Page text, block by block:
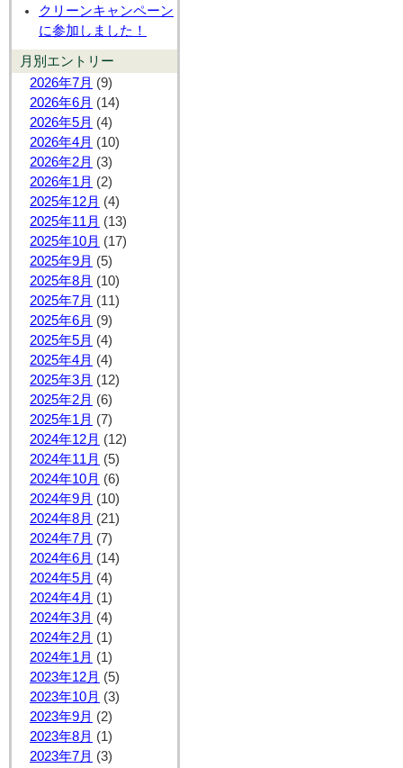
クリーンキャンペーン
に参加しました！
月別エントリー
2026年7月 (9)
2026年6月 (14)
2026年5月 (4)
2026年4月 (10)
2026年2月 (3)
2026年1月 (2)
2025年12月 (4)
2025年11月 (13)
2025年10月 (17)
2025年9月 (5)
2025年8月 (10)
2025年7月 (11)
2025年6月 (9)
2025年5月 (4)
2025年4月 (4)
2025年3月 (12)
2025年2月 (6)
2025年1月 (7)
2024年12月 (12)
2024年11月 (5)
2024年10月 (6)
2024年9月 (10)
2024年8月 (21)
2024年7月 (7)
2024年6月 (14)
2024年5月 (4)
2024年4月 (1)
2024年3月 (4)
2024年2月 (1)
2024年1月 (1)
2023年12月 (5)
2023年10月 (3)
2023年9月 (2)
2023年8月 (1)
2023年7月 (3)